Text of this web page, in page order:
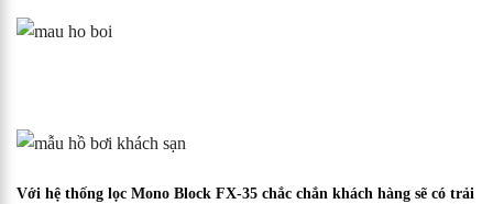
Với hệ thống lọc Mono Block FX-35 chắc chắn khách hàng sẽ có trải